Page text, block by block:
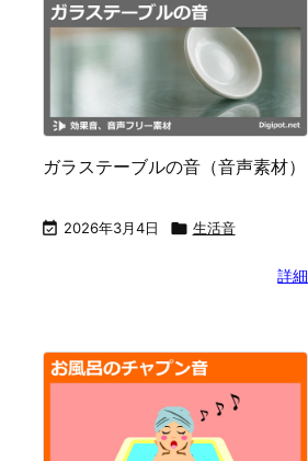
ガラステーブルの音（音声素材）
 2026年3月4日  生活音
詳細